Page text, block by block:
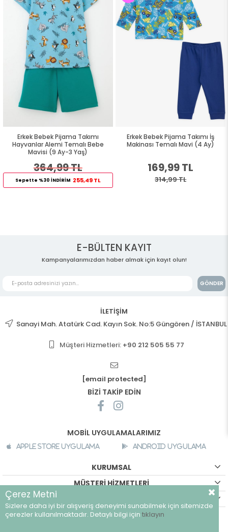
Erkek Bebek Pijama Takımı
Hayvanlar Alemi Temalı Bebe
Mavisi (9 Ay-3 Yaş)
364,99 TL
Sepette %30 İNDİRİM 255,49 TL
Erkek Bebek Pijama Takımı İş
Makinası Temalı Mavi (4 Ay)
169,99 TL
314,99 TL
E-BÜLTEN KAYIT
Kampanyalarımızdan haber almak için kayıt olun!
GÖNDER
İLETİŞİM
Sanayi Mah. Atatürk Cad. Kayın Sok. No:5 Güngören / İSTANBUL
Müşteri Hizmetleri: +90 212 505 55 77
[email protected]
BİZİ TAKİP EDİN
MOBİL UYGULAMALARIMIZ
Apple Store Uygulama Android Uygulama
KURUMSAL
MÜŞTERİ HİZMETLERİ
©breeze.com.tr - Tüm hakları saklıdır.
Çerez Metni
Sizlere daha iyi bir alışveriş deneyimi sunabilmek için sitemizde
çerezler kullanılmaktadır. Detaylı bilgi için tıklayın